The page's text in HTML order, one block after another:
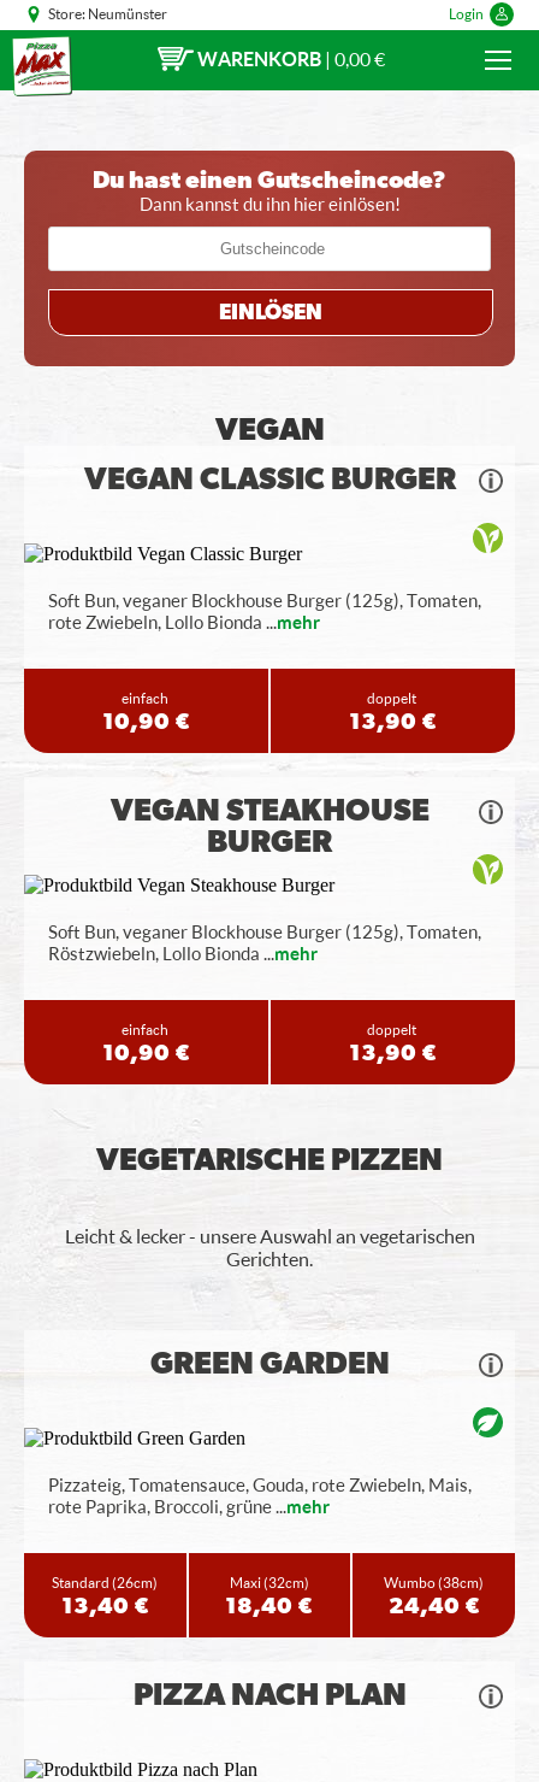
Store: Neumünster Login
WARENKORB | 0,00 €
Du hast einen Gutscheincode?
Dann kannst du ihn hier einlösen!
EINLÖSEN
VEGAN
VEGAN CLASSIC BURGER
Soft Bun, veganer Blockhouse Burger (125g), Tomaten,
rote Zwiebeln, Lollo Bionda ...mehr
einfach
10,90 €
doppelt
13,90 €
VEGAN STEAKHOUSE
BURGER
Soft Bun, veganer Blockhouse Burger (125g), Tomaten,
Röstzwiebeln, Lollo Bionda ...mehr
einfach
10,90 €
doppelt
13,90 €
VEGETARISCHE PIZZEN
Leicht & lecker - unsere Auswahl an vegetarischen
Gerichten.
GREEN GARDEN
Pizzateig, Tomatensauce, Gouda, rote Zwiebeln, Mais,
rote Paprika, Broccoli, grüne...mehr
Standard(26cm)
13,40 €
Maxi(32cm)
18,40 €
Wumbo(38cm)
24,40 €
PIZZA NACH PLAN